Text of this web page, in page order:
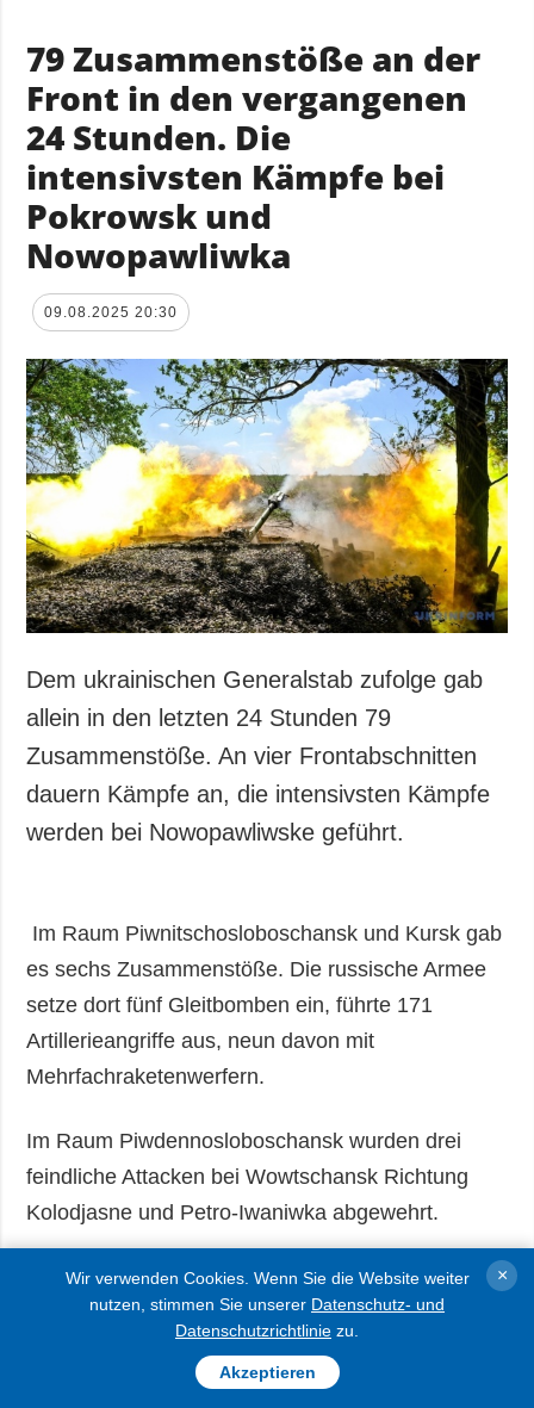
79 Zusammenstöße an der
Front in den vergangenen
24 Stunden. Die
intensivsten Kämpfe bei
Pokrowsk und
Nowopawliwka
09.08.2025 20:30
Dem ukrainischen Generalstab zufolge gab
allein in den letzten 24 Stunden 79
Zusammenstöße. An vier Frontabschnitten
dauern Kämpfe an, die intensivsten Kämpfe
werden bei Nowopawliwske geführt.
Im Raum Piwnitschosloboschansk und Kursk gab
es sechs Zusammenstöße. Die russische Armee
setze dort fünf Gleitbomben ein, führte 171
Artillerieangriffe aus, neun davon mit
Mehrfachraketenwerfern.
Im Raum Piwdennosloboschansk wurden drei
feindliche Attacken bei Wowtschansk Richtung
Kolodjasne und Petro-Iwaniwka abgewehrt.
Im Raum Kupjansk griffen russische Truppen
zweimal unsrere Stellungen an. Angriffe wurden
Wir verwenden Cookies. Wenn Sie die Website weiter
nutzen, stimmen Sie unserer Datenschutz- und
Datenschutzrichtlinie zu.
Akzeptieren
×